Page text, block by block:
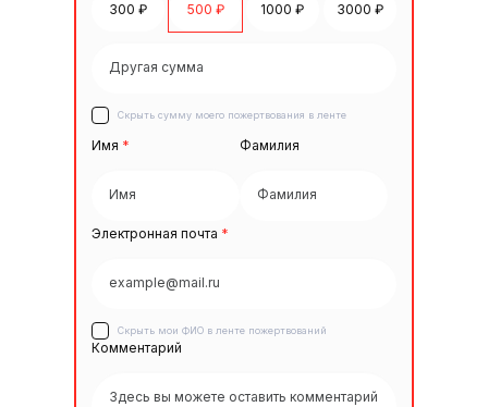
300 ₽ 500 ₽ 1000 ₽ 3000 ₽
Скрыть сумму моего пожертвования в ленте
Имя * Фамилия
Электронная почта *
Скрыть мои ФИО в ленте пожертвований
Комментарий